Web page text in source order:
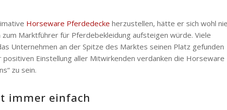
Horseware Pferdedecke herzustellen, hätte er sich wohl nie
Marktführer für Pferdebekleidung aufsteigen würde. Viele
Unternehmen an der Spitze des Marktes seinen Platz gefunden
Einstellung aller Mitwirkenden verdanken die Horseware
zu sein.
immer einfach